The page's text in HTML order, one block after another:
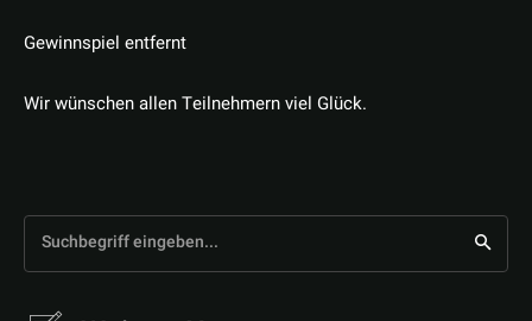
Gewinnspiel entfernt
Wir wünschen allen Teilnehmern viel Glück.
Suchbegriff eingeben...